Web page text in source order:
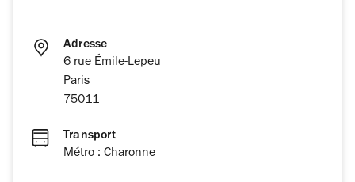
Adresse
6 rue Émile-Lepeu
Paris
75011
Transport
Métro : Charonne